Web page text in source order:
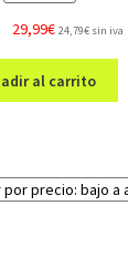
original
era:
29,99€El
actual
es:
24,79€sin iva
al carrito